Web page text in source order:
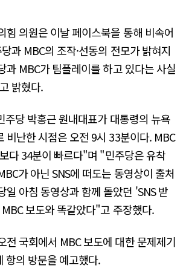
힘 의원은 이날 페이스북을 통해 비속어
과 MBC의 조작·선동의 전모가 밝혀지
과 MBC가 팀플레이를 하고 있다는 사실
밝혔다.
주당 박홍근 원내대표가 대통령의 뉴욕
비난한 시점은 오전 9시 33분이다. MBC
다 34분이 빠르다"며 "민주당은 유착
가 아닌 SNS에 떠도는 동영상이 출처
일 아침 동영상과 함께 돌았던 'SNS 받
보도와 똑같았다"고 주장했다.
전 국회에서 MBC 보도에 대한 문제제기
항의 방문을 예고했다.